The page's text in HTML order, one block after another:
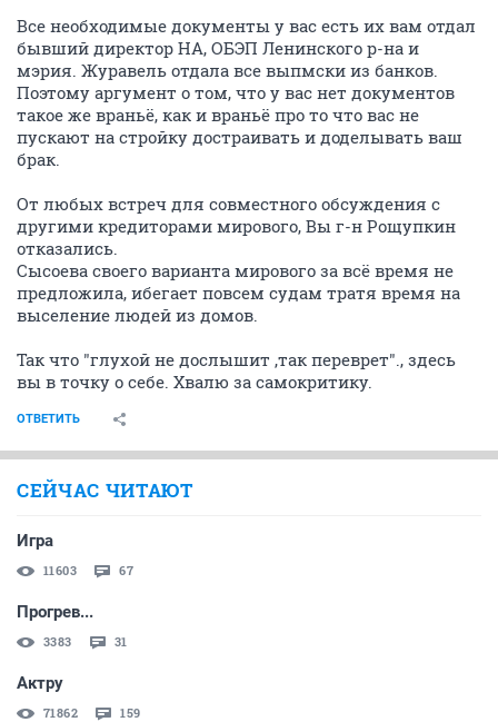
Все необходимые документы у вас есть их вам отдал
бывший директор НА, ОБЭП Ленинского р-на и
мэрия. Журавель отдала все выпмски из банков.
Поэтому аргумент о том, что у вас нет документов
такое же враньё, как и враньё про то что вас не
пускают на стройку достраивать и доделывать ваш
брак.
От любых встреч для совместного обсуждения с
другими кредиторами мирового, Вы г-н Рощупкин
отказались.
Сысоева своего варианта мирового за всё время не
предложила, ибегает повсем судам тратя время на
выселение людей из домов.
Так что "глухой не дослышит ,так переврет"., здесь
вы в точку о себе. Хвалю за самокритику.
ОТВЕТИТЬ
СЕЙЧАС ЧИТАЮТ
Игра
11603 67
Прогрев...
3383 31
Актру
71862 159